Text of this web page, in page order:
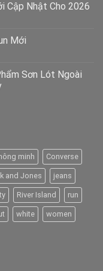
Cập Nhật Cho 2026
Mới
Sơn Lót Ngoài
minh Converse
and Jones jeans
River Island run
white women